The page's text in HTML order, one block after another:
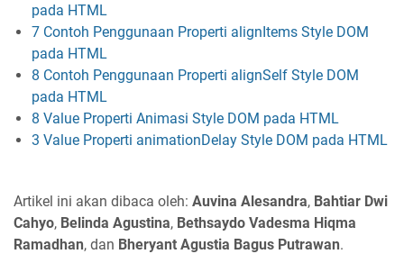
pada HTML
7 Contoh Penggunaan Properti alignItems Style DOM
pada HTML
8 Contoh Penggunaan Properti alignSelf Style DOM
pada HTML
8 Value Properti Animasi Style DOM pada HTML
3 Value Properti animationDelay Style DOM pada HTML
Artikel ini akan dibaca oleh: Auvina Alesandra, Bahtiar Dwi
Cahyo, Belinda Agustina, Bethsaydo Vadesma Hiqma
Ramadhan, dan Bheryant Agustia Bagus Putrawan.